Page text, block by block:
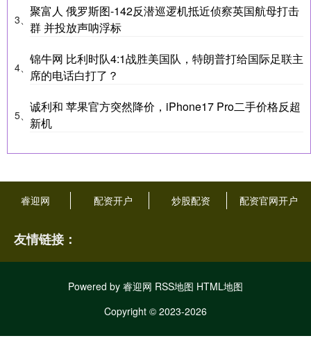
3、
聚富人 俄罗斯图-142反潜巡逻机抵近侦察英国航母打击
群 并投放声呐浮标
4、
锦牛网 比利时队4:1战胜美国队，特朗普打给国际足联主
席的电话白打了？
5、
诚利和 苹果官方突然降价，iPhone17 Pro二手价格反超
新机
睿迎网 配资开户 炒股配资 配资官网开户
友情链接：
Powered by 睿迎网 RSS地图 HTML地图
Copyright © 2023-2026